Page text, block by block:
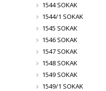
1544 SOKAK
1544/1 SOKAK
1545 SOKAK
1546 SOKAK
1547 SOKAK
1548 SOKAK
1549 SOKAK
1549/1 SOKAK